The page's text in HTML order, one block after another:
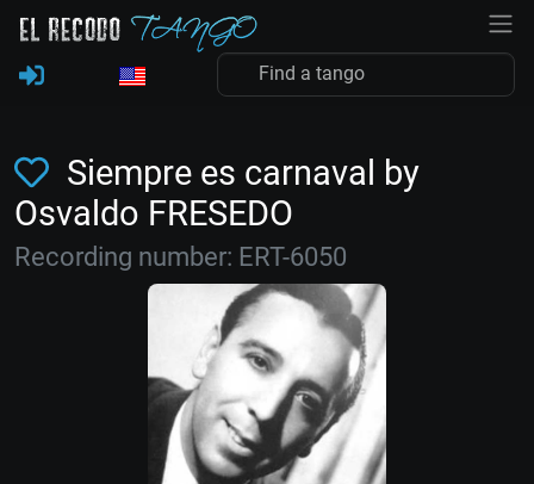
Siempre es carnaval by
Osvaldo FRESEDO
Recording number: ERT-6050